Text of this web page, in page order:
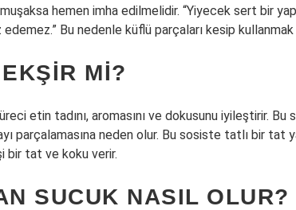
hemen imha edilmelidir. “Yiyecek sert bir
Bu nedenle küflü parçaları kesip
MI?
etin tadını, aromasını ve dokusunu iyileştirir.
parçalamasına neden olur. Bu sosiste tatlı bir tat
bir tat ve koku verir.
SUCUK NASIL OLUR?